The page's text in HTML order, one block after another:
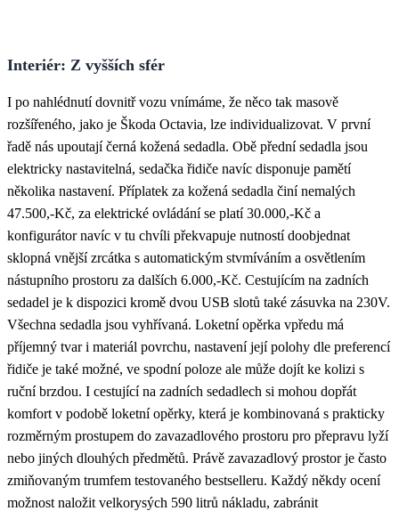
Interiér: Z vyšších sfér
I po nahlédnutí dovnitř vozu vnímáme, že něco tak masově
rozšířeného, jako je Škoda Octavia, lze individualizovat. V první
řadě nás upoutají černá kožená sedadla. Obě přední sedadla jsou
elektricky nastavitelná, sedačka řidiče navíc disponuje pamětí
několika nastavení. Příplatek za kožená sedadla činí nemalých
47.500,-Kč, za elektrické ovládání se platí 30.000,-Kč a
konfigurátor navíc v tu chvíli překvapuje nutností doobjednat
sklopná vnější zrcátka s automatickým stvmíváním a osvětlením
nástupního prostoru za dalších 6.000,-Kč. Cestujícím na zadních
sedadel je k dispozici kromě dvou USB slotů také zásuvka na 230V.
Všechna sedadla jsou vyhřívaná. Loketní opěrka vpředu má
příjemný tvar i materiál povrchu, nastavení její polohy dle preferencí
řidiče je také možné, ve spodní poloze ale může dojít ke kolizi s
ruční brzdou. I cestující na zadních sedadlech si mohou dopřát
komfort v podobě loketní opěrky, která je kombinovaná s prakticky
rozměrným prostupem do zavazadlového prostoru pro přepravu lyží
nebo jiných dlouhých předmětů. Právě zavazadlový prostor je často
zmiňovaným trumfem testovaného bestselleru. Každý někdy ocení
možnost naložit velkorysých 590 litrů nákladu, zabránit